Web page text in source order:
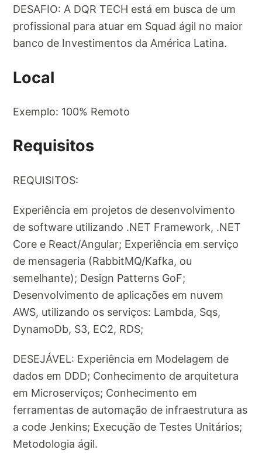
DESAFIO: A DQR TECH está em busca de um
profissional para atuar em Squad ágil no maior
banco de Investimentos da América Latina.
Local
Exemplo: 100% Remoto
Requisitos
REQUISITOS:
Experiência em projetos de desenvolvimento
de software utilizando .NET Framework, .NET
Core e React/Angular; Experiência em serviço
de mensageria (RabbitMQ/Kafka, ou
semelhante); Design Patterns GoF;
Desenvolvimento de aplicações em nuvem
AWS, utilizando os serviços: Lambda, Sqs,
DynamoDb, S3, EC2, RDS;
DESEJÁVEL: Experiência em Modelagem de
dados em DDD; Conhecimento de arquitetura
em Microserviços; Conhecimento em
ferramentas de automação de infraestrutura as
a code Jenkins; Execução de Testes Unitários;
Metodologia ágil.